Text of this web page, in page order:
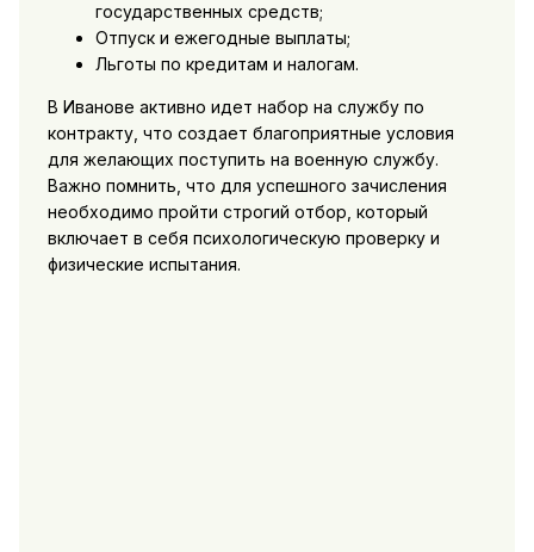
государственных средств;
Отпуск и ежегодные выплаты;
Льготы по кредитам и налогам.
В Иванове активно идет набор на службу по
контракту, что создает благоприятные условия
для желающих поступить на военную службу.
Важно помнить, что для успешного зачисления
необходимо пройти строгий отбор, который
включает в себя психологическую проверку и
физические испытания.